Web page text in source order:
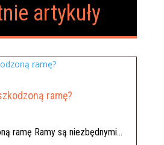
artykuły
ramę?
ramę Ramy są niezbędnymi...